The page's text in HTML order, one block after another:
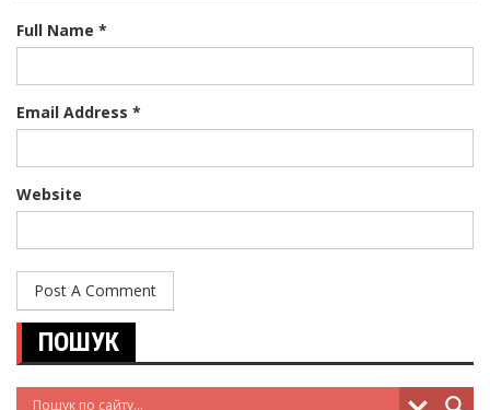
Full Name *
Email Address *
Website
ПОШУК